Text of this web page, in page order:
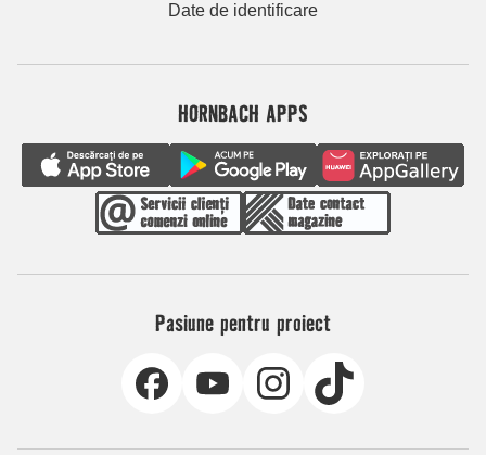
Date de identificare
HORNBACH APPS
Pasiune pentru proiect